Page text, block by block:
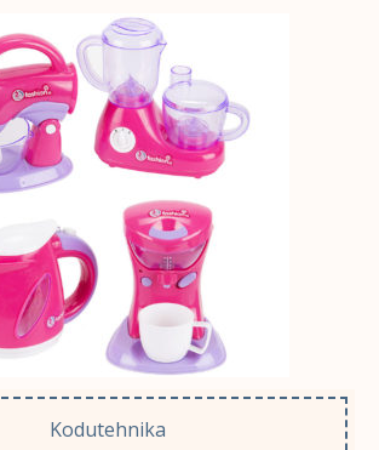
Kodutehnika